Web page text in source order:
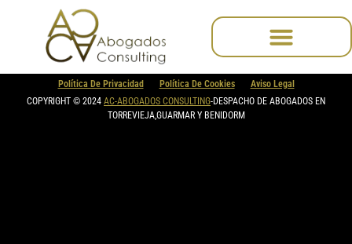
Política De Privacidad Política De Cookies
Aviso Legal
COPYRIGHT © 2024 AC-ABOGADOS CONSULTING-DESPACHO DE ABOGADOS EN
TORREVIEJA,GUARMAR Y BENIDORM